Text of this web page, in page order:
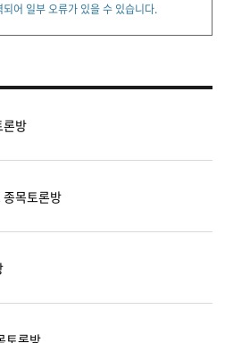
어 일부 오류가 있을 수 있습니다.
론방
목토론방